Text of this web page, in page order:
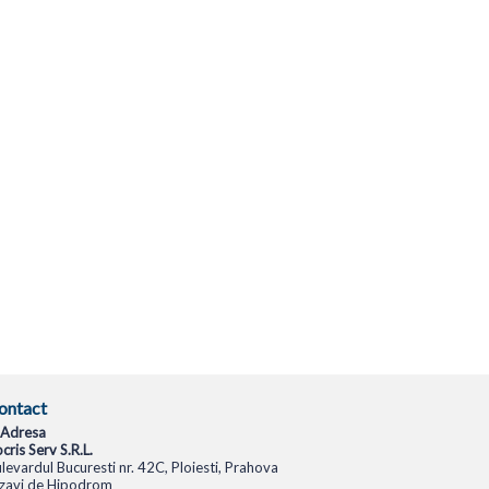
Adresa
Serv S.R.L.
Bucuresti nr. 42C, Ploiesti, Prahova
de Hipodrom